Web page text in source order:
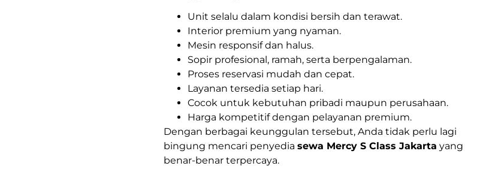
Unit selalu dalam kondisi bersih dan terawat.
Interior premium yang nyaman.
Mesin responsif dan halus.
Sopir profesional, ramah, serta berpengalaman.
Proses reservasi mudah dan cepat.
Layanan tersedia setiap hari.
Cocok untuk kebutuhan pribadi maupun perusahaan.
Harga kompetitif dengan pelayanan premium.
Dengan berbagai keunggulan tersebut, Anda tidak perlu lagi
bingung mencari penyedia sewa Mercy S Class Jakarta yang
benar-benar terpercaya.